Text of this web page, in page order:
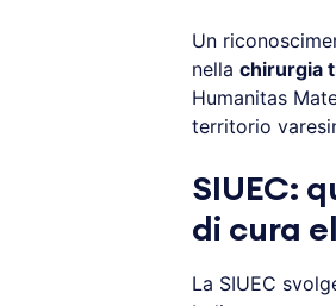
Un
nella chirurgia
Humanitas
territorio
SIUEC:
di cura
La SIUEC